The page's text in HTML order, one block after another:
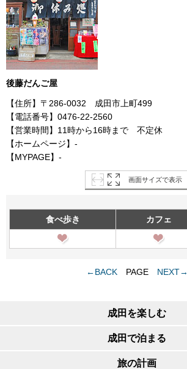
後藤だんご屋
【住所】〒286-0032 成田市上町499
【電話番号】0476-22-2560
【営業時間】11時から16時まで 不定休
【ホームページ】-
【MYPAGE】-
画面サイズで表示
食べ歩き カフェ
←BACKPAGE NEXT→
成田を楽しむ
成田で泊まる
旅の計画